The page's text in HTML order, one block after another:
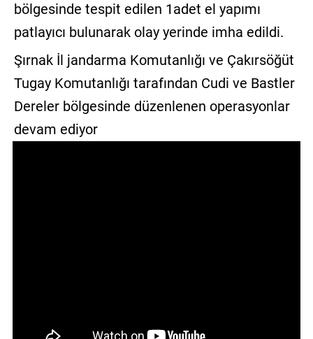
bölgesinde tespit edilen 1adet el yapımı
patlayıcı bulunarak olay yerinde imha edildi.
Şırnak İl jandarma Komutanlığı ve Çakırsöğüt
Tugay Komutanlığı tarafından Cudi ve Bastler
Dereler bölgesinde düzenlenen operasyonlar
devam ediyor